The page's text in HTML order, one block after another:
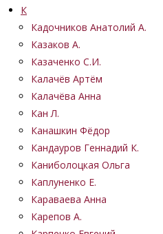
К
Кадочников Анатолий А.
Казаков А.
Казаченко С.И.
Калачёв Артём
Калачёва Анна
Кан Л.
Канашкин Фёдор
Кандауров Геннадий К.
Каниболоцкая Ольга
Каплуненко Е.
Караваева Анна
Карепов А.